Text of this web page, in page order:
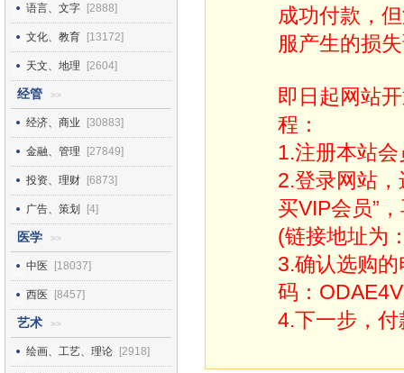
语言、文字 [2888]
文化、教育 [13172]
天文、地理 [2604]
经管 >>
经济、商业 [30883]
金融、管理 [27849]
投资、理财 [6873]
广告、策划 [4]
医学 >>
中医 [18037]
西医 [8457]
艺术 >>
绘画、工艺、理论 [2918]
成功付款，
服产生的损
即日起网站
程：
1.注册本站会
2.登录网站，
买VIP会员”
(链接地址为
3.确认选购
码：
4.下一步，